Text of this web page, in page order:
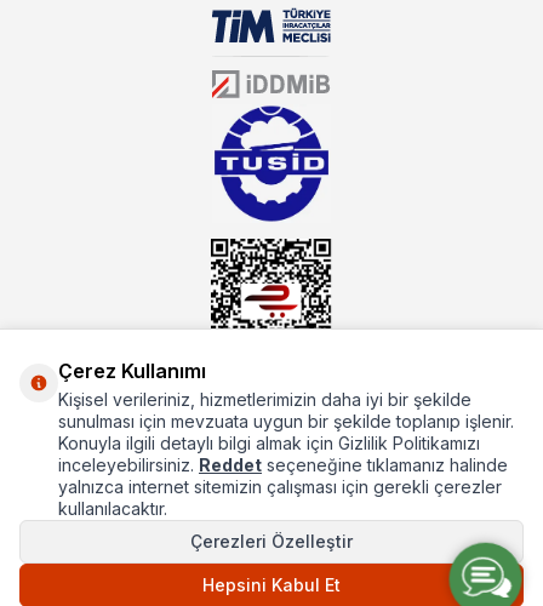
sektörün farklı alanlarında da faliyet gösteren mutbex.com,
Öztiryakiler resmi bayisidir. Öztiryakiler ürünleri üzerinde büyük bir
donanıma sahip ekibi ile müşterilerine koşulsuz destek sunan
mutbex.com ile endüstriyel mutfak malzemeleri konusunda
alacağınız hizmet standartların her zaman üstünde olacaktır.
Hakkımızda
Hızlı Erişim
Popüler Kategoriler
Çerez Kullanımı
Kişisel verileriniz, hizmetlerimizin daha iyi bir şekilde
sunulması için mevzuata uygun bir şekilde toplanıp işlenir.
Konuyla ilgili detaylı bilgi almak için Gizlilik Politikamızı
inceleyebilirsiniz. Reddet seçeneğine tıklamanız halinde
yalnızca internet sitemizin çalışması için gerekli çerezler
kullanılacaktır.
Çerezleri Özelleştir
Hepsini Kabul Et